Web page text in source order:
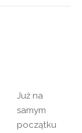
Już na
samym
początku